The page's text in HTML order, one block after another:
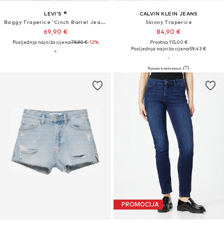
LEVI'S ®
Baggy Traperice 'Cinch Barrel Jeans'
69,90 €
Posljednja najniža cijena:79,90 €-12%
CALVIN KLEIN JEANS
Skinny Traperice
84,90 €
Prvotno: 115,00 €
Posljednja najniža cijena:59,43 €
PROMOCIJA